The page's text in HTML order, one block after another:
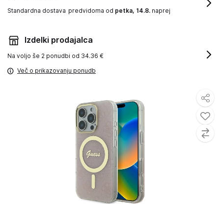
Standardna dostava predvidoma od petka, 14.8. naprej
Izdelki prodajalca
Na voljo še 2 ponudbi od 34.36 €
Več o prikazovanju ponudb